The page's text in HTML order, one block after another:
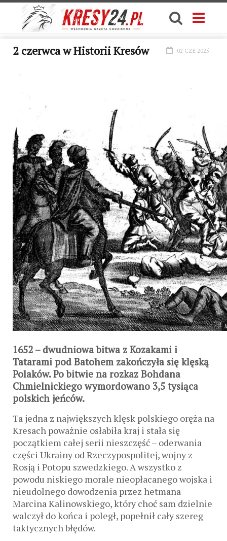
2 czerwca w Historii Kresów 02 CZE 2025
1652 – dwudniowa bitwa z Kozakami i
Tatarami pod Batohem zakończyła się klęską
Polaków. Po bitwie na rozkaz Bohdana
Chmielnickiego wymordowano 3,5 tysiąca
polskich jeńców.
Ta jedna z największych klęsk polskiego oręża na
Kresach poważnie osłabiła kraj i stała się
początkiem całej serii nieszczęść – oderwania
części Ukrainy od Rzeczypospolitej, wojny z
Rosją i Potopu szwedzkiego. A wszystko z
powodu niskiego morale nieopłacanego wojska i
nieudolnego dowodzenia przez hetmana
Marcina Kalinowskiego, który choć sam dzielnie
walczył do końca i poległ, popełnił cały szereg
taktycznych błędów.